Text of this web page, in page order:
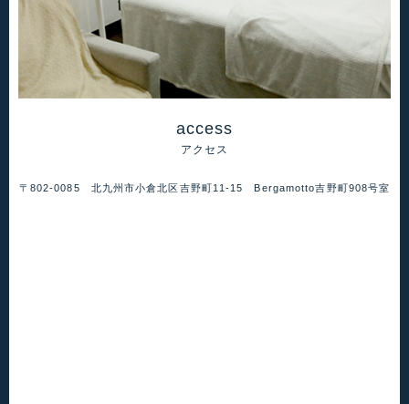
access
アクセス
〒802-0085 北九州市小倉北区吉野町11-15 Bergamotto吉野町908号室